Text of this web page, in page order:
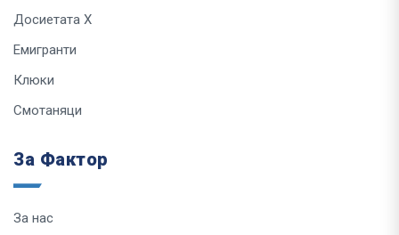
Досиетата Х
Емигранти
Клюки
Смотаняци
За Фактор
За нас